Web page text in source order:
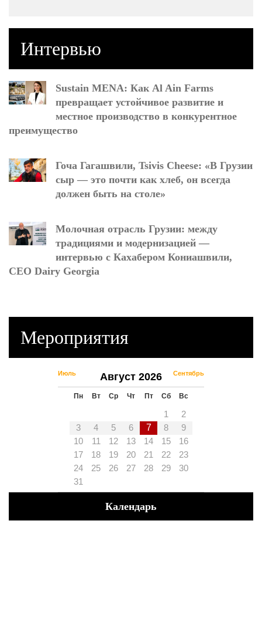
Интервью
Sustain MENA: Как Al Ain Farms
превращает устойчивое развитие и
местное производство в конкурентное
преимущество
Гоча Гагашвили, Tsivis Cheese: «В Грузии
сыр — это почти как хлеб, он всегда
должен быть на столе»
Молочная отрасль Грузии: между
традициями и модернизацией —
интервью с Кахабером Кониашвили,
CEO Dairy Georgia
Мероприятия
Июль Август 2026 Сентябрь
Пн Вт Ср Чт Пт Сб Вс
1
2
3
4 5 6 7 8
9
10
11 12 13 14 15
16
17
18 19 20 21 22
23
24
25 26 27 28 29
30
31
Календарь